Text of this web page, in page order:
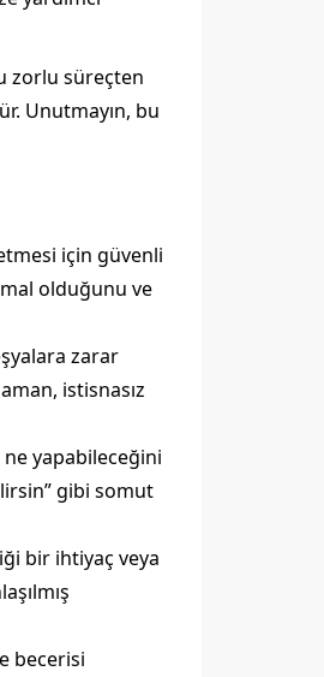
zorlu süreçten
Unutmayın, bu
için güvenli
olduğunu ve
zarar
istisnasız
yapabileceğini
gibi somut
bir ihtiyaç veya
becerisi